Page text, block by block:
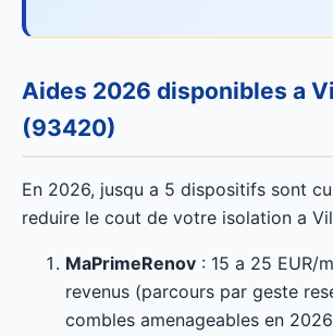
Aides 2026 disponibles a
(93420)
En 2026, jusqu a 5 dispositifs sont
reduire le cout de votre isolation a
MaPrimeRenov : 15 a 25 EUR/
revenus (parcours par geste
combles amenageables en